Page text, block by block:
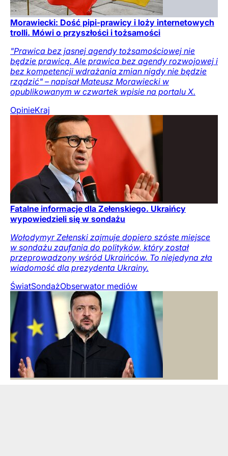
Morawiecki: Dość pipi-prawicy i loży internetowych
trolli. Mówi o przyszłości i tożsamości
"Prawica bez jasnej agendy tożsamościowej nie
będzie prawicą. Ale prawica bez agendy rozwojowej i
bez kompetencji wdrażania zmian nigdy nie będzie
rządzić" – napisał Mateusz Morawiecki w
opublikowanym w czwartek wpisie na portalu X.
OpinieKraj
Fatalne informacje dla Zełenskiego. Ukraińcy
wypowiedzieli się w sondażu
Wołodymyr Zełenski zajmuje dopiero szóste miejsce
w sondażu zaufania do polityków, który został
przeprowadzony wśród Ukraińców. To niejedyna zła
wiadomość dla prezydenta Ukrainy.
ŚwiatSondażObserwator mediów